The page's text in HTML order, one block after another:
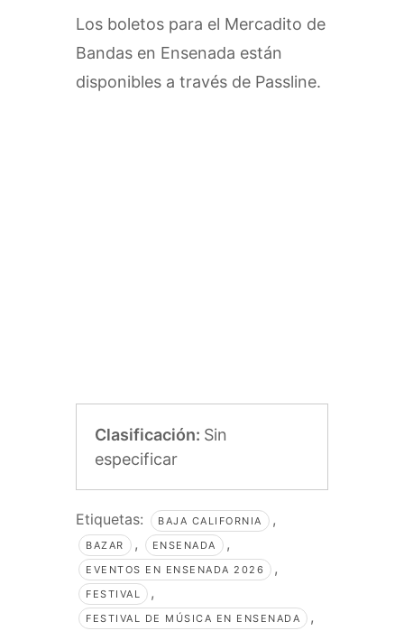
Los boletos para el Mercadito de
Bandas en Ensenada están
disponibles a través de Passline.
Clasificación: Sin
especificar
Etiquetas: BAJA CALIFORNIA ,
BAZAR , ENSENADA ,
EVENTOS EN ENSENADA 2026 ,
FESTIVAL ,
FESTIVAL DE MÚSICA EN ENSENADA ,